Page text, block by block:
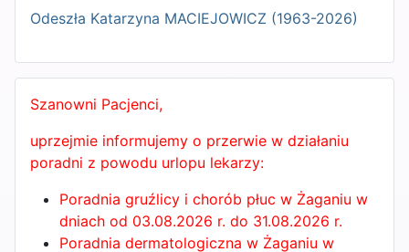
Odeszła Katarzyna MACIEJOWICZ (1963-2026)
Szanowni Pacjenci,
uprzejmie informujemy o przerwie w działaniu
poradni z powodu urlopu lekarzy:
Poradnia gruźlicy i chorób płuc w Żaganiu w
dniach od 03.08.2026 r. do 31.08.2026 r.
Poradnia dermatologiczna w Żaganiu w